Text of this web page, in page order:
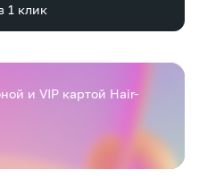
1 клик
и VIP картой Hair-